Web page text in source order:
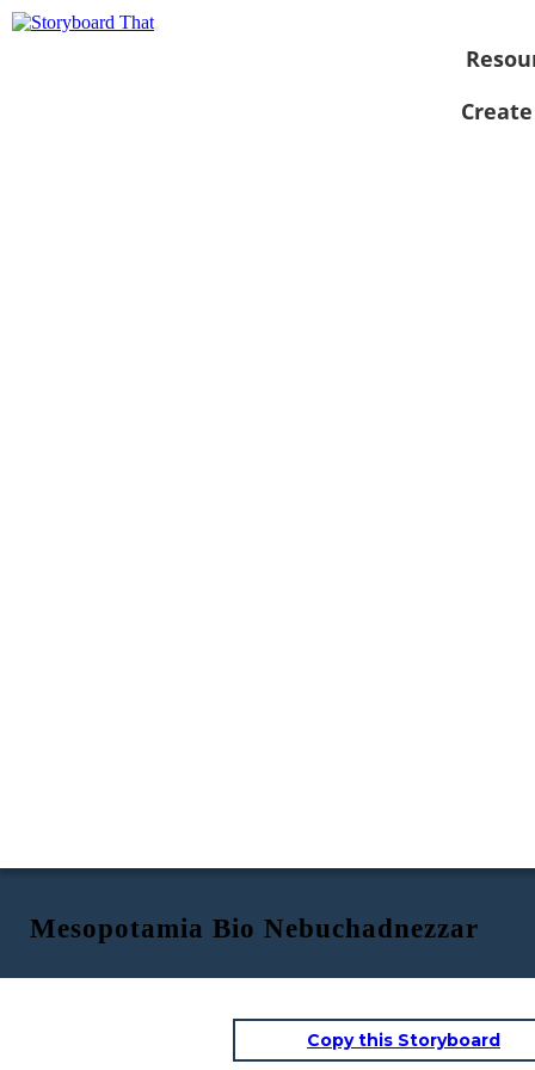
Mesopotamia Bio Nebuchadnezzar
Copy this Storyboard